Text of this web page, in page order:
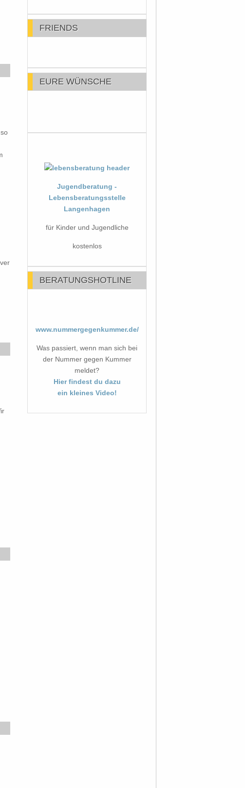
FRIENDS
EURE WÜNSCHE
Jugendberatung -
Lebensberatungsstelle
Langenhagen
für Kinder und Jugendliche
kostenlos
BERATUNGSHOTLINE
www.nummergegenkummer.de/
Was passiert, wenn man sich bei
der Nummer gegen Kummer
meldet?
Hier findest du dazu
ein kleines Video!